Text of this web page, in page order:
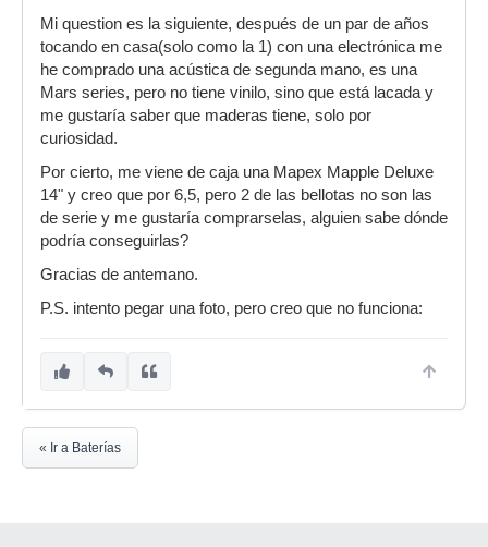
Mi question es la siguiente, después de un par de años
tocando en casa(solo como la 1) con una electrónica me
he comprado una acústica de segunda mano, es una
Mars series, pero no tiene vinilo, sino que está lacada y
me gustaría saber que maderas tiene, solo por
curiosidad.
Por cierto, me viene de caja una Mapex Mapple Deluxe
14" y creo que por 6,5, pero 2 de las bellotas no son las
de serie y me gustaría comprarselas, alguien sabe dónde
podría conseguirlas?
Gracias de antemano.
P.S. intento pegar una foto, pero creo que no funciona:
« Ir a Baterías